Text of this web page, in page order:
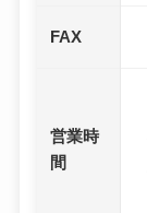
FAX
営業時
間